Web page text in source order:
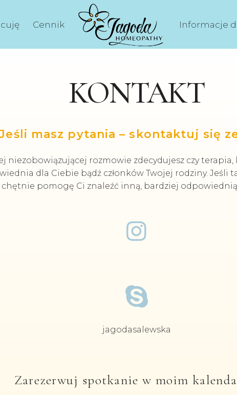
Cennik Informacje
KONTAKT
masz pytania – skontaktuj się
niezobowiązującej rozmowie zdecydujesz czy
dla Ciebie bądź członków Twojej rodziny. Jeśli
chętnie pomogę Ci znaleźć inną, bardziej


jagodasalewska
Zarezerwuj spotkanie w moim